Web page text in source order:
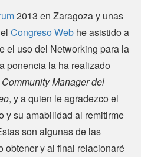
2013 en Zaragoza y unas
Congreso Web he asistido a
el uso del Networking para la
ponencia la ha realizado
Community Manager del
, y a quien le agradezco el
y su amabilidad al remitirme
son algunas de las
obtener y al final relacionaré